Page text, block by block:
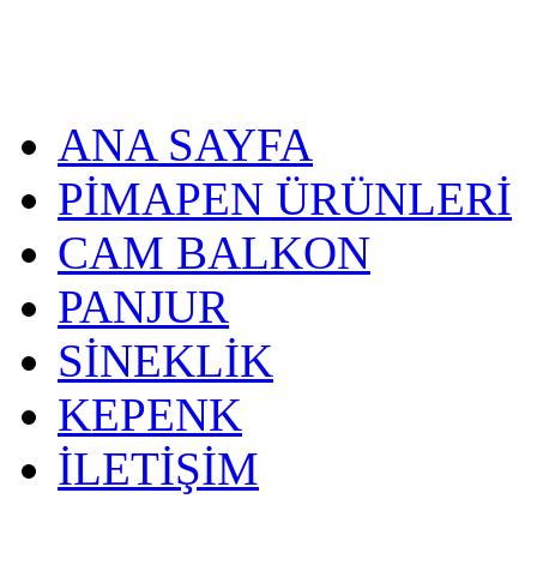
ANA SAYFA
PİMAPEN ÜRÜNLERİ
CAM BALKON
PANJUR
SİNEKLİK
KEPENK
İLETİŞİM